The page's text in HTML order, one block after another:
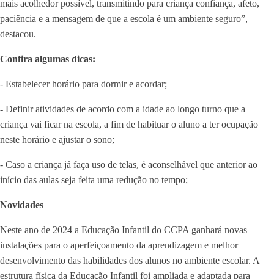
mais acolhedor possível, transmitindo para criança confiança, afeto,
paciência e a mensagem de que a escola é um ambiente seguro”,
destacou.
Confira algumas dicas:
- Estabelecer horário para dormir e acordar;
- Definir atividades de acordo com a idade ao longo turno que a
criança vai ficar na escola, a fim de habituar o aluno a ter ocupação
neste horário e ajustar o sono;
- Caso a criança já faça uso de telas, é aconselhável que anterior ao
início das aulas seja feita uma redução no tempo;
Novidades
Neste ano de 2024 a Educação Infantil do CCPA ganhará novas
instalações para o aperfeiçoamento da aprendizagem e melhor
desenvolvimento das habilidades dos alunos no ambiente escolar. A
estrutura física da Educação Infantil foi ampliada e adaptada para